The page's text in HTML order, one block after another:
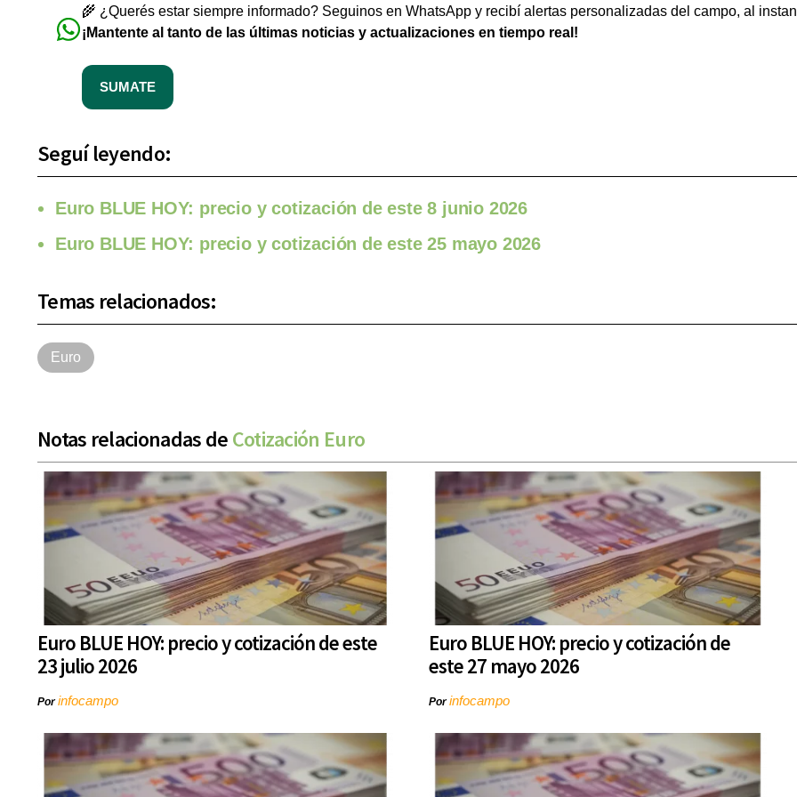
🌾 ¿Querés estar siempre informado? Seguinos en WhatsApp y recibí alertas personalizadas del campo, al
¡Mantente al tanto de las últimas noticias y actualizaciones en tiempo real!
SUMATE
Seguí leyendo:
Euro BLUE HOY: precio y cotización de este 8 junio 2026
Euro BLUE HOY: precio y cotización de este 25 mayo 2026
Temas relacionados:
Euro
Notas relacionadas deCotización Euro
Euro BLUE HOY: precio y cotización de este
23 julio 2026
Porinfocampo
Euro BLUE HOY: precio y cotización de
este 27 mayo 2026
Porinfocampo